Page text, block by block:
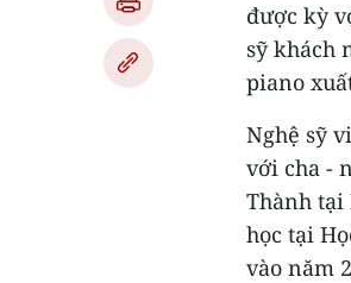
được kỳ
sỹ khách
piano
Nghệ sỹ
với cha -
Thành tại
học tại
vào năm